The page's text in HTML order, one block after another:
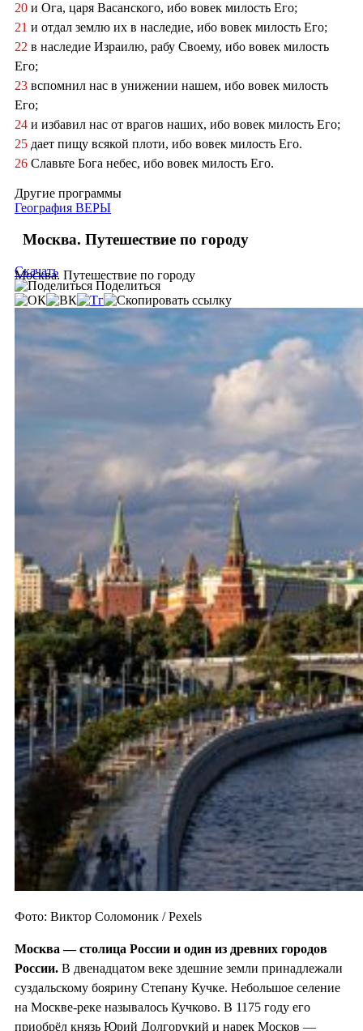
20 и Ога, царя Васанского, ибо вовек милость Его;
21 и отдал землю их в наследие, ибо вовек милость Его;
22 в наследие Израилю, рабу Своему, ибо вовек милость
Его;
23 вспомнил нас в унижении нашем, ибо вовек милость
Его;
24 и избавил нас от врагов наших, ибо вовек милость Его;
25 дает пищу всякой плоти, ибо вовек милость Его.
26 Славьте Бога небес, ибо вовек милость Его.
Другие программы
География ВЕРЫ
Москва. Путешествие по городу
Москва. Путешествие по городу
Скачать
Поделиться
Фото: Виктор Соломоник / Pexels
Москва — столица России и один из древних городов
России. В двенадцатом веке здешние земли принадлежали
суздальскому боярину Степану Кучке. Небольшое селение
на Москве-реке называлось Кучково. В 1175 году его
приобрёл князь Юрий Долгорукий и нарек Москов —